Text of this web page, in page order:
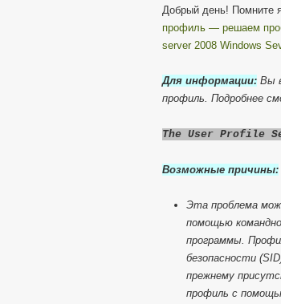
Добрый день! Помните
профиль — решаем
server 2008 Windows
Для информации: Вы
профиль. Подробнее
The User Profile
Возможные причины:
Эта проблема
помощью
программы.
безопасности
прежнему
профиль с